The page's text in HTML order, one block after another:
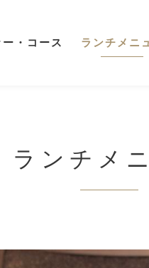
・コース ランチメニ
ランチメ